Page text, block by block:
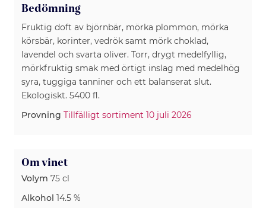
Bedömning
Fruktig doft av björnbär, mörka plommon, mörka
körsbär, korinter, vedrök samt mörk choklad,
lavendel och svarta oliver. Torr, drygt medelfyllig,
mörkfruktig smak med örtigt inslag med medelhög
syra, tuggiga tanniner och ett balanserat slut.
Ekologiskt. 5400 fl.
Provning Tillfälligt sortiment 10 juli 2026
Om vinet
Volym 75 cl
Alkohol 14.5 %